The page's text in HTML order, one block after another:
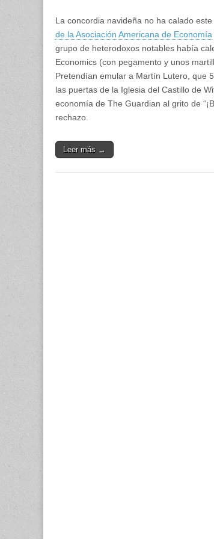
La concordia navideña no ha calado
de la Asociación Americana de Economía
grupo de heterodoxos notables había
Economics (con pegamento y unos
Pretendían emular a Martín Lutero, que
las puertas de la Iglesia del Castillo de
economía de The Guardian al grito de
rechazo.
Leer más →